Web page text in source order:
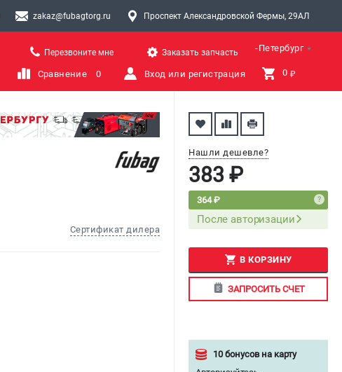
zakaz@fubagtorg.ru Проспект Александровской Фермы, 29АЛ
Санкт-Петербург
Перезвоните мне Заказать запчасть
Сравнение 0 Вход или регистрация 0 ₽
Сертификат дилера
Нашли дешевле?
383 ₽
364 ₽
После авторизации
В КОРЗИНУ
ЗАПРОСИТЬ СЧЕТ
10 бонусов на карту